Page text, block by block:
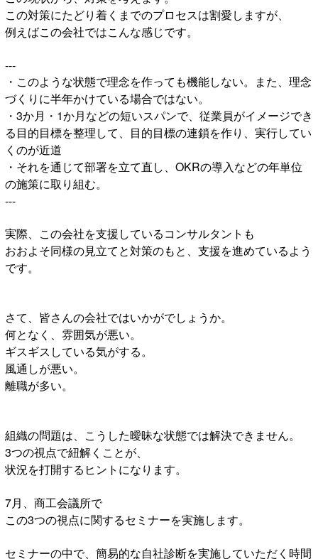
この対策にたどり着くまでのプロセスは割愛しますが、
例えばこの会社ではこんな感じです。
---
・このような状態で理念を作っても機能しない。また、理念
づくりに半年かけている場合ではない。
・3か月・1か月などの短いスパンで、従業員がイメージでき
る目的目標を整理して、目的目標の連鎖を作り、実行してい
くのが近道
・それを通じて部署を立て直し、OKRの導入などの年単位
の施策に取り組む。
---
実際、この会社を支援しているコンサルタントも
おおよそ同様の見立てと対策のもと、支援を進めているよう
です。
さて、皆さんの会社ではいかがでしょうか。
何となく、雰囲気が悪い。
ギスギスしている気がする。
風通しが悪い。
離職が多い。
組織の問題は、こうした曖昧な状態では解決できません。
3つの視点で紐解くことが、
状況を打開するヒントになります。
7月、商工会議所で
この3つの視点に関するセミナーを実施します。
セミナーの中で、簡易的な自社診断を実施していただく時間